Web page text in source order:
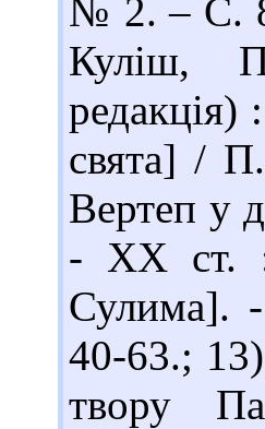
№ 2. – С.
Куліш,
редакція)
свята] /
Вертеп у
- XX ст.
Сулима].
40-63.;
твору